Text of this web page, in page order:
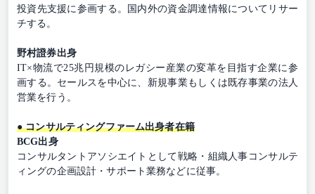
投資先支援に参画する。国内外の資金調達情報についてリサー
チする。
野村證券出身
IT×物流で25兆円規模のレガシー産業の変革を目指す企業に参
画する。セールスを中心に、新規事業もしくは既存事業の法人
営業を行う。
● コンサルティングファーム出身者在籍
BCG出身
コンサルタントアソシエイトとして戦略・組織人事コンサルテ
ィングの企画設計・サポート業務などに従事。